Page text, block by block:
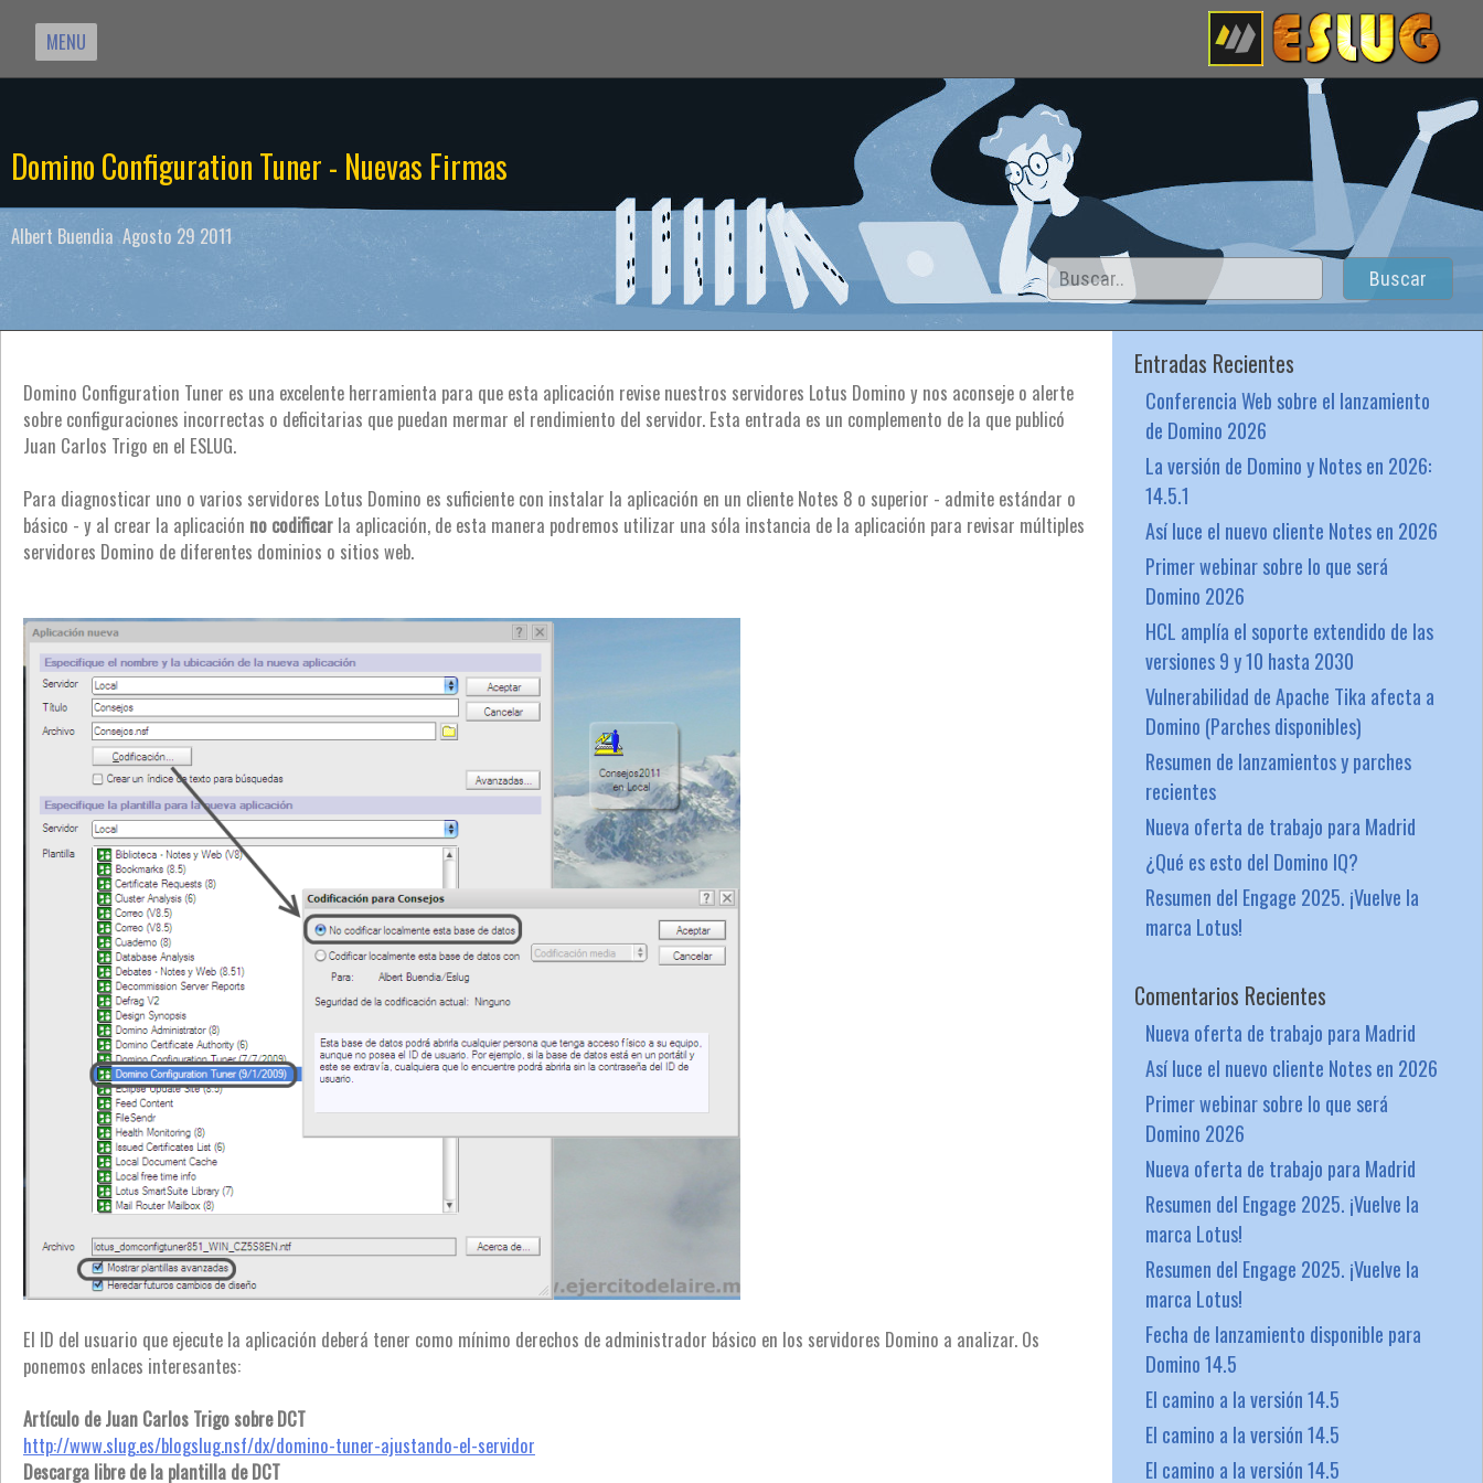
MENU
Domino Configuration Tuner - Nuevas Firmas
Albert Buendia Agosto 29 2011
Buscar
Domino Configuration Tuner es una excelente herramienta para que esta aplicación revise nuestros servidores Lotus Domino y nos aconseje o alerte
sobre configuraciones incorrectas o deficitarias que puedan mermar el rendimiento del servidor. Esta entrada es un complemento de la que publicó
Juan Carlos Trigo en el ESLUG.
Para diagnosticar uno o varios servidores Lotus Domino es suficiente con instalar la aplicación en un cliente Notes 8 o superior - admite estándar o
básico - y al crear la aplicación no codificar la aplicación, de esta manera podremos utilizar una sóla instancia de la aplicación para revisar múltiples
servidores Domino de diferentes dominios o sitios web.
El ID del usuario que ejecute la aplicación deberá tener como mínimo derechos de administrador básico en los servidores Domino a analizar. Os
ponemos enlaces interesantes:
Artículo de Juan Carlos Trigo sobre DCT
http://www.slug.es/blogslug.nsf/dx/domino-tuner-ajustando-el-servidor
Descarga libre de la plantilla de DCT
Entradas Recientes
Conferencia Web sobre el lanzamiento
de Domino 2026
La versión de Domino y Notes en 2026:
14.5.1
Así luce el nuevo cliente Notes en 2026
Primer webinar sobre lo que será
Domino 2026
HCL amplía el soporte extendido de las
versiones 9 y 10 hasta 2030
Vulnerabilidad de Apache Tika afecta a
Domino (Parches disponibles)
Resumen de lanzamientos y parches
recientes
Nueva oferta de trabajo para Madrid
¿Qué es esto del Domino IQ?
Resumen del Engage 2025. ¡Vuelve la
marca Lotus!
Comentarios Recientes
Nueva oferta de trabajo para Madrid
Así luce el nuevo cliente Notes en 2026
Primer webinar sobre lo que será
Domino 2026
Nueva oferta de trabajo para Madrid
Resumen del Engage 2025. ¡Vuelve la
marca Lotus!
Resumen del Engage 2025. ¡Vuelve la
marca Lotus!
Fecha de lanzamiento disponible para
Domino 14.5
El camino a la versión 14.5
El camino a la versión 14.5
El camino a la versión 14.5